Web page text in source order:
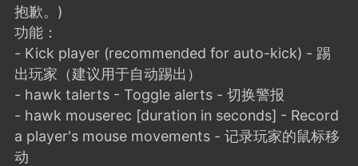
11-27 02:06
电脑端 社区规则
议贴】SodaMC 的改进与建议 🧃
社区的建议&反馈板块，欢迎每
在这里畅所欲言，提出你对 社区功能、
、管理方式等方面 的任何想法！...
抱歉。)
功能：
- Kick player (recommended for auto-kick) - 踢
出玩家（建议用于自动踢出）
- hawk talerts - Toggle alerts - 切换警报
- hawk mouserec [duration in seconds] - Record
a player's mouse movements - 记录玩家的鼠标移
动